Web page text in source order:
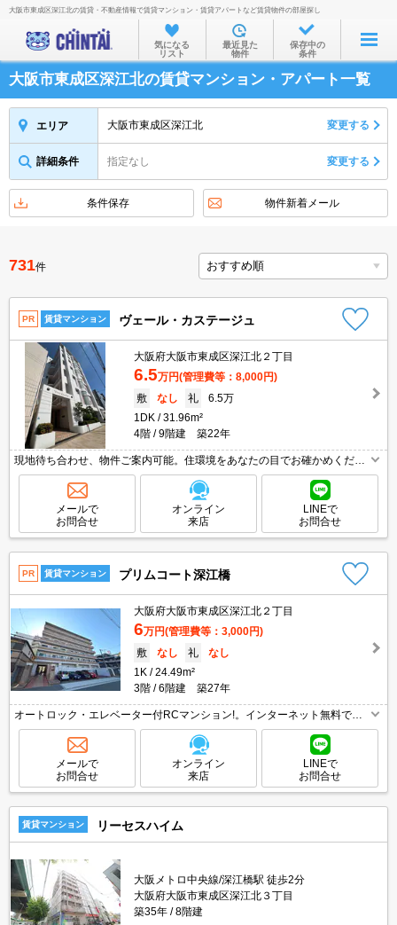
お部屋を探す
沿線・駅から
住所から
家賃相場から
物件特集から
不動産会社から
TOP
大阪市東成区深江北の賃貸・不動産情報で賃貸マンション・賃貸アパートなど賃貸物件の部屋探し
気になる
リスト
最近見た
物件
保存中の
条件
大阪市東成区深江北の賃貸マンション・アパート一覧
エリア 大阪市東成区深江北 変更する
詳細条件 指定なし 変更する
条件保存 物件新着メール
731件
PR 賃貸マンション ヴェール・カステージュ
大阪府大阪市東成区深江北２丁目
6.5万円(管理費等：8,000円)
敷
なし 礼
6.5万
1DK
31.96m²
4階
9階建 築22年
現地待ち合わせ、物件ご案内可能。住環境をあなたの目でお確かめくださ
い。シューズボックス付き。クローゼットが大きいのも魅力ですね。独立
洗面台が便利。シューズボックス付き。
メールで
お問合せ
オンライン
来店
LINEで
お問合せ
PR 賃貸マンション プリムコート深江橋
大阪府大阪市東成区深江北２丁目
6万円(管理費等：3,000円)
敷
なし 礼
なし
1K
24.49m²
3階
6階建 築27年
オートロック・エレベーター付RCマンション!。インターネット無料で使
い放題。当店のみの専属専任物件。駅近くでラクラク便利。初期費用・家
賃カード払い可。日当たり良好。収納たっぷり。当店のお勧め物件です。
メールで
お問合せ
オンライン
来店
LINEで
お問合せ
賃貸マンション リーセスハイム
大阪メトロ中央線/深江橋駅 徒歩2分
大阪府大阪市東成区深江北３丁目
築35年
8階建